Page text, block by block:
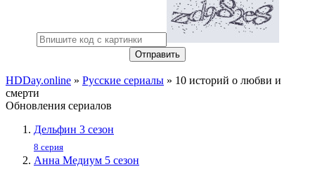
Отправить
HDDay.online » Русские сериалы » 10 историй о любви и
смерти
Обновления сериалов
Дельфин 3 сезон
8 серия
Анна Медиум 5 сезон